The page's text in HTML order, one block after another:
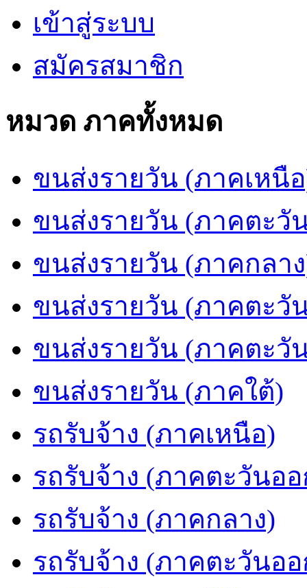
เข้าสู่ระบบ
สมัครสมาชิก
หมวด ภาคทั้งหมด
ขนส่งรายวัน (ภาคเหนื
ขนส่งรายวัน (ภาคตะวั
ขนส่งรายวัน (ภาคกลา
ขนส่งรายวัน (ภาคตะวั
ขนส่งรายวัน (ภาคตะวั
ขนส่งรายวัน (ภาคใต้)
รถรับจ้าง (ภาคเหนือ)
รถรับจ้าง (ภาคตะวันออ
รถรับจ้าง (ภาคกลาง)
รถรับจ้าง (ภาคตะวันอ